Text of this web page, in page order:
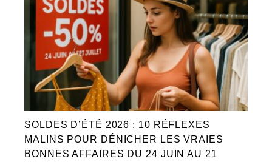
SOLDES D’ÉTÉ 2026 : 10 RÉFLEXES
MALINS POUR DÉNICHER LES VRAIES
BONNES AFFAIRES DU 24 JUIN AU 21